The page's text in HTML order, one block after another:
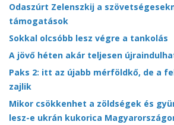
Odaszúrt Zelenszkij a
támogatások
Sokkal olcsóbb lesz végre a tankolás
A jövő héten akár teljesen
Paks 2: itt az újabb mérföldkő, de a
zajlik
Mikor csökkenhet a zöldségek és
lesz-e ukrán kukorica